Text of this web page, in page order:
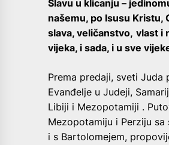
Slavu u klicanju –
našemu, po Isusu Kristu,
slava, veličanstvo, vlast i
vijeka, i sada, i u sve
Prema predaji, sveti Juda
Evanđelje u Judeji,
Libiji i Mezopotamiji .
Mezopotamiju i Perziju sa
i s Bartolomejem,